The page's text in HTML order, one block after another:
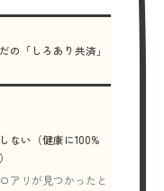
の「しろあり共済」
ない（健康に100%
アリが見つかったと